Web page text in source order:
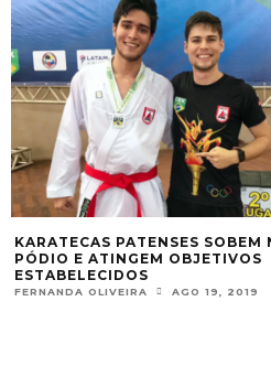
KARATECAS PATENSES SOBEM
PÓDIO E ATINGEM OBJETIVOS
ESTABELECIDOS
FERNANDA OLIVEIRA AGO 19, 2019